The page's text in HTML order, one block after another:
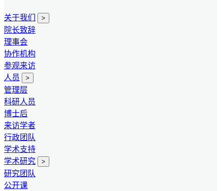
关于我们 >
院长致辞
理事会
协作机构
参观来访
人员
>
管理层
科研人员
博士后
来访学者
行政团队
学术支持
学术研究
>
研究团队
公开课